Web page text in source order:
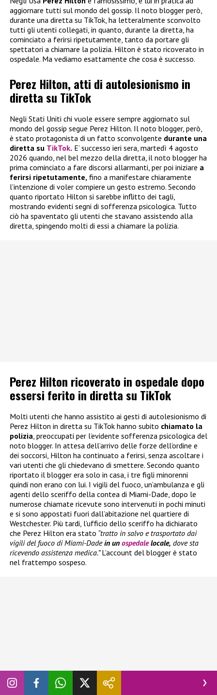
aggiornare tutti sul mondo del gossip. Il noto blogger però,
durante una diretta su TikTok, ha letteralmente sconvolto
tutti gli utenti collegati, in quanto, durante la diretta, ha
cominciato a ferirsi ripetutamente, tanto da portare gli
spettatori a chiamare la polizia. Hilton è stato ricoverato in
ospedale. Ma vediamo esattamente che cosa è successo.
Perez Hilton, atti di autolesionismo in
diretta su TikTok
Negli Stati Uniti chi vuole essere sempre aggiornato sul
mondo del gossip segue Perez Hilton. Il noto blogger, però,
è stato protagonista di un fatto sconvolgente durante una
diretta su TikTok. E’ successo ieri sera, martedì 4 agosto
2026 quando, nel bel mezzo della diretta, il noto blogger ha
prima cominciato a fare discorsi allarmanti, per poi iniziare a
ferirsi ripetutamente, fino a manifestare chiaramente
l’intenzione di voler compiere un gesto estremo. Secondo
quanto riportato Hilton si sarebbe inflitto dei tagli,
mostrando evidenti segni di sofferenza psicologica. Tutto
ciò ha spaventato gli utenti che stavano assistendo alla
diretta, spingendo molti di essi a chiamare la polizia.
Perez Hilton ricoverato in ospedale dopo
essersi ferito in diretta su TikTok
Molti utenti che hanno assistito ai gesti di autolesionismo di
Perez Hilton in diretta su TikTok hanno subito chiamato la
polizia, preoccupati per l’evidente sofferenza psicologica del
noto blogger. In attesa dell’arrivo delle forze dell’ordine e
dei soccorsi, Hilton ha continuato a ferirsi, senza ascoltare i
vari utenti che gli chiedevano di smettere. Secondo quanto
riportato il blogger era solo in casa, i tre figli minorenni
quindi non erano con lui. I vigili del fuoco, un’ambulanza e gli
agenti dello sceriffo della contea di Miami-Dade, dopo le
numerose chiamate ricevute sono intervenuti in pochi minuti
e si sono appostati fuori dall’abitazione nel quartiere di
Westchester. Più tardi, l’ufficio dello sceriffo ha dichiarato
che Perez Hilton era stato “tratto in salvo e trasportato dai
vigili del fuoco di Miami-Dadein un ospedalelocale, dove sta
ricevendo assistenza medica.”L’account del blogger è stato
nel frattempo sospeso.